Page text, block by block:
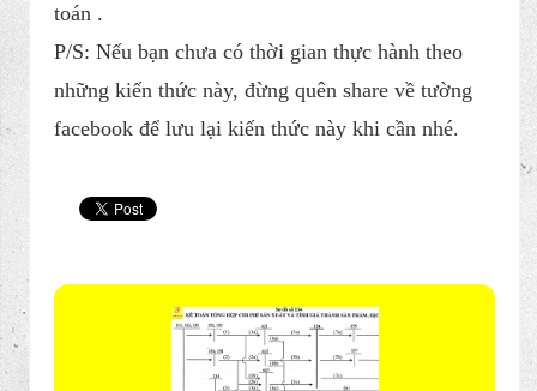
Như vậy tôi đã chia sẻ quá trình luân chuyển và
lập chứng từ kế toán của 1 doanh nghiệp để có thể
giúp các bạn nắm rõ hơn trong quá trình làm kế